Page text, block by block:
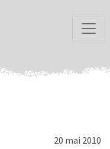
20 mai 2010